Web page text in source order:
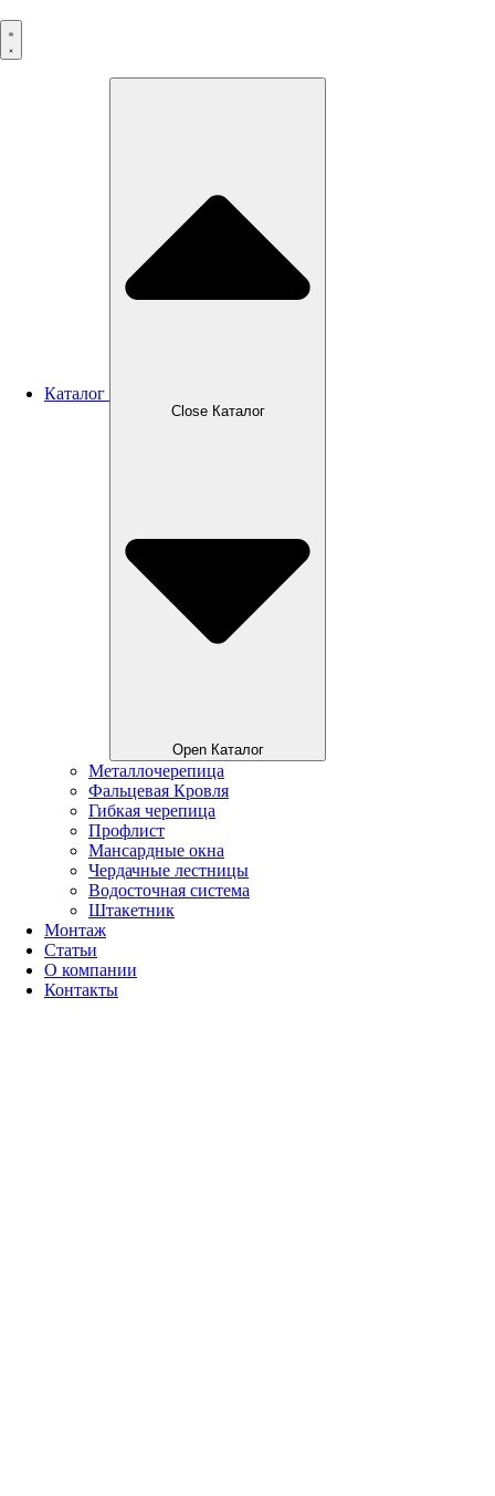
к
содержимому
Каталог
Close Каталог
Open Каталог
Металлочерепица
Фальцевая Кровля
Гибкая черепица
Профлист
Мансардные окна
Чердачные лестницы
Водосточная система
Штакетник
Монтаж
Статьи
О компании
Контакты